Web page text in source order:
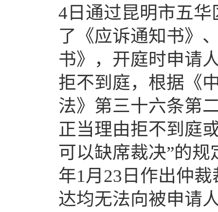
4日通过昆明市五
了《应诉通知书》
书》，开庭时申请
拒不到庭，根据《
法》第三十六条第
正当理由拒不到庭
可以缺席裁决”的
年1月23日作出仲
达均无法向被申请